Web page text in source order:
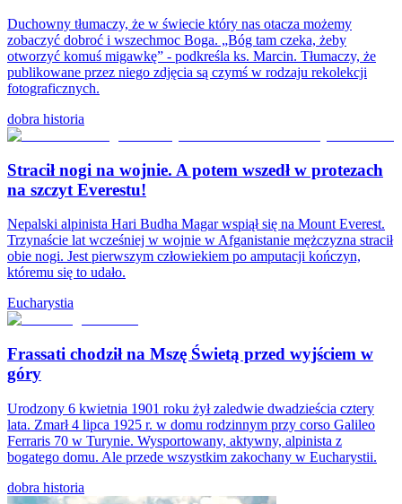
Duchowny tłumaczy, że w świecie który nas otacza możemy
zobaczyć dobroć i wszechmoc Boga. „Bóg tam czeka, żeby
otworzyć komuś migawkę” - podkreśla ks. Marcin. Tłumaczy, że
publikowane przez niego zdjęcia są czymś w rodzaju rekolekcji
fotograficznych.
dobra historia
Stracił nogi na wojnie. A potem wszedł w protezach
na szczyt Everestu!
Nepalski alpinista Hari Budha Magar wspiął się na Mount Everest.
Trzynaście lat wcześniej w wojnie w Afganistanie mężczyzna stracił
obie nogi. Jest pierwszym człowiekiem po amputacji kończyn,
któremu się to udało.
Eucharystia
Frassati chodził na Mszę Świetą przed wyjściem w
góry
Urodzony 6 kwietnia 1901 roku żył zaledwie dwadzieścia cztery
lata. Zmarł 4 lipca 1925 r. w domu rodzinnym przy corso Galileo
Ferraris 70 w Turynie. Wysportowany, aktywny, alpinista z
bogatego domu. Ale przede wszystkim zakochany w Eucharystii.
dobra historia